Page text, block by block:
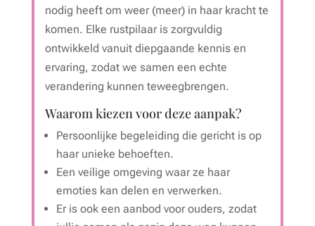
nodig heeft om weer (meer) in haar kracht te
komen. Elke rustpilaar is zorgvuldig
ontwikkeld vanuit diepgaande kennis en
ervaring, zodat we samen een echte
verandering kunnen teweegbrengen.
Waarom kiezen voor deze aanpak?
Persoonlijke begeleiding die gericht is op
haar unieke behoeften.
Een veilige omgeving waar ze haar
emoties kan delen en verwerken.
Er is ook een aanbod voor ouders, zodat